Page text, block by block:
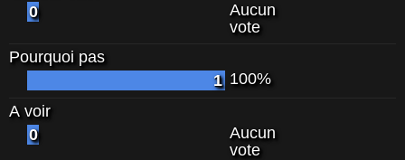
0
Aucun
vote
Pourquoi pas
1 100%
A voir
0
Aucun
vote